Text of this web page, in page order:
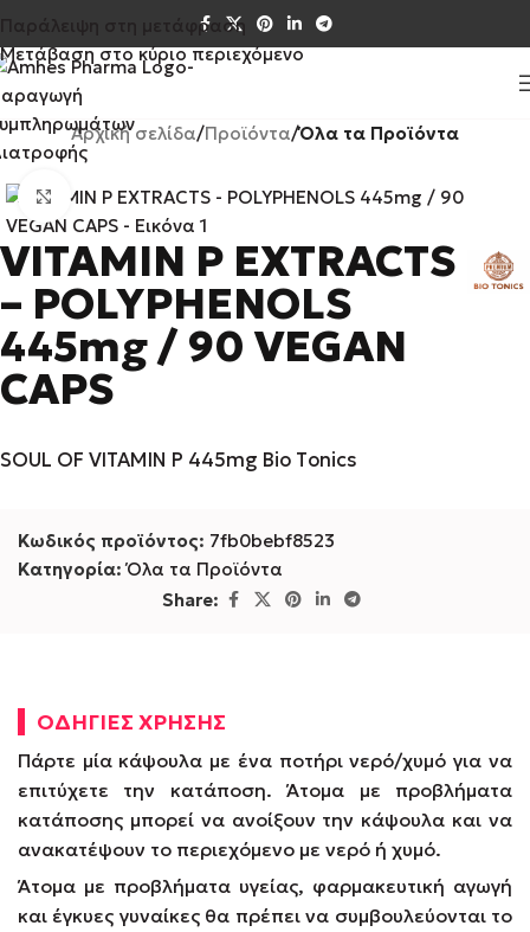
Παράλειψη στη μετάφραση
Μετάβαση στο κύριο περιεχόμενο
Αρχική σελίδα Προϊόντα Όλα τα Προϊόντα
Κάντε κλικ για μεγέθυνση
VITAMIN P EXTRACTS
– POLYPHENOLS
445mg / 90 VEGAN
CAPS
SOUL OF VITAMIN P 445mg Bio Τonics
Κωδικός προϊόντος: 7fb0bebf8523
Κατηγορία: Όλα τα Προϊόντα
Share:
ΟΔΗΓΙΕΣ ΧΡΗΣΗΣ
Πάρτε μία κάψουλα με ένα ποτήρι νερό/χυμό για να
επιτύχετε την κατάποση. Άτομα με προβλήματα
κατάποσης μπορεί να ανοίξουν την κάψουλα και να
ανακατέψουν το περιεχόμενο με νερό ή χυμό.
Άτομα με προβλήματα υγείας, φαρμακευτική αγωγή
και έγκυες γυναίκες θα πρέπει να συμβουλεύονται το